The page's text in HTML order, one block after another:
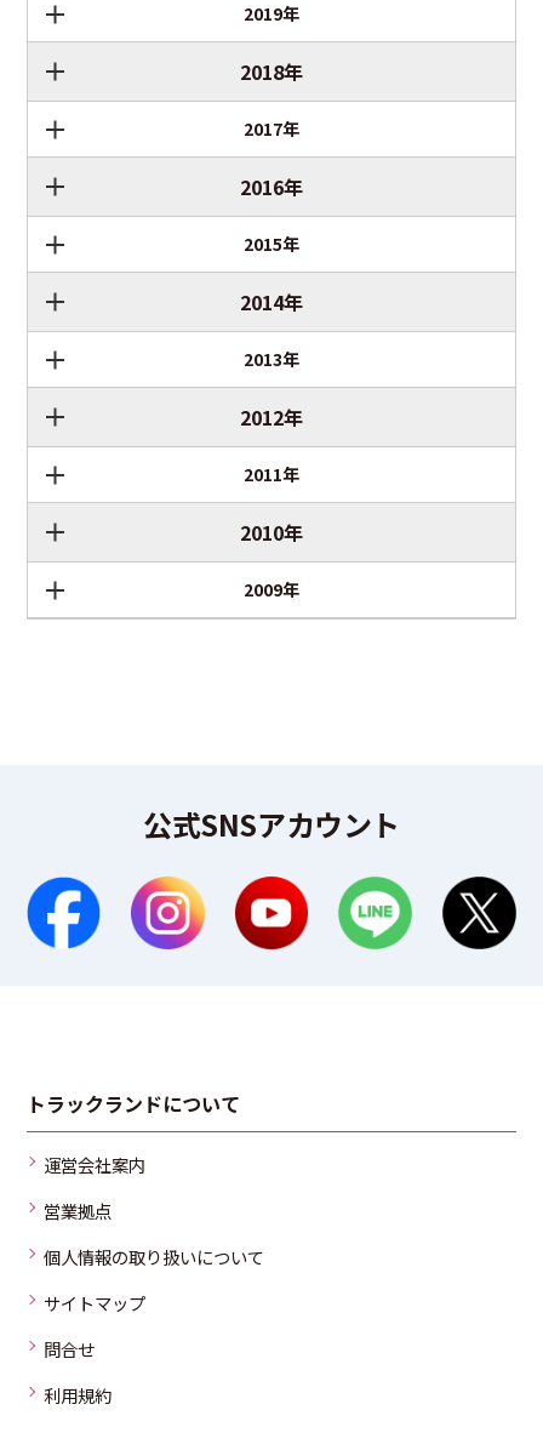
2019年
2018年
2017年
2016年
2015年
2014年
2013年
2012年
2011年
2010年
2009年
公式SNSアカウント
トラックランドについて
運営会社案内
営業拠点
個人情報の取り扱いについて
サイトマップ
問合せ
利用規約